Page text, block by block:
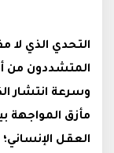
التحدي الذي لا
المتشددون من
وسرعة انتشار
مأزق المواجهة
العقل